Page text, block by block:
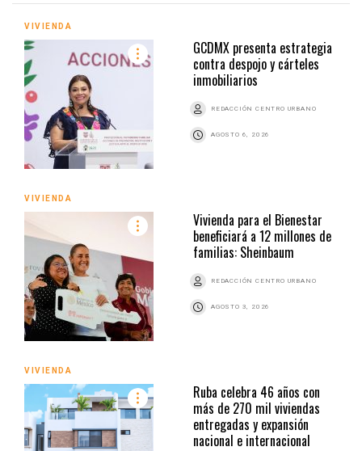
VIVIENDA
GCDMX presenta estrategia
contra despojo y cárteles
inmobiliarios
REDACCIÓN CENTRO URBANO
AGOSTO 6, 2026
VIVIENDA
Vivienda para el Bienestar
beneficiará a 12 millones de
familias: Sheinbaum
REDACCIÓN CENTRO URBANO
AGOSTO 3, 2026
VIVIENDA
Ruba celebra 46 años con
más de 270 mil viviendas
entregadas y expansión
nacional e internacional